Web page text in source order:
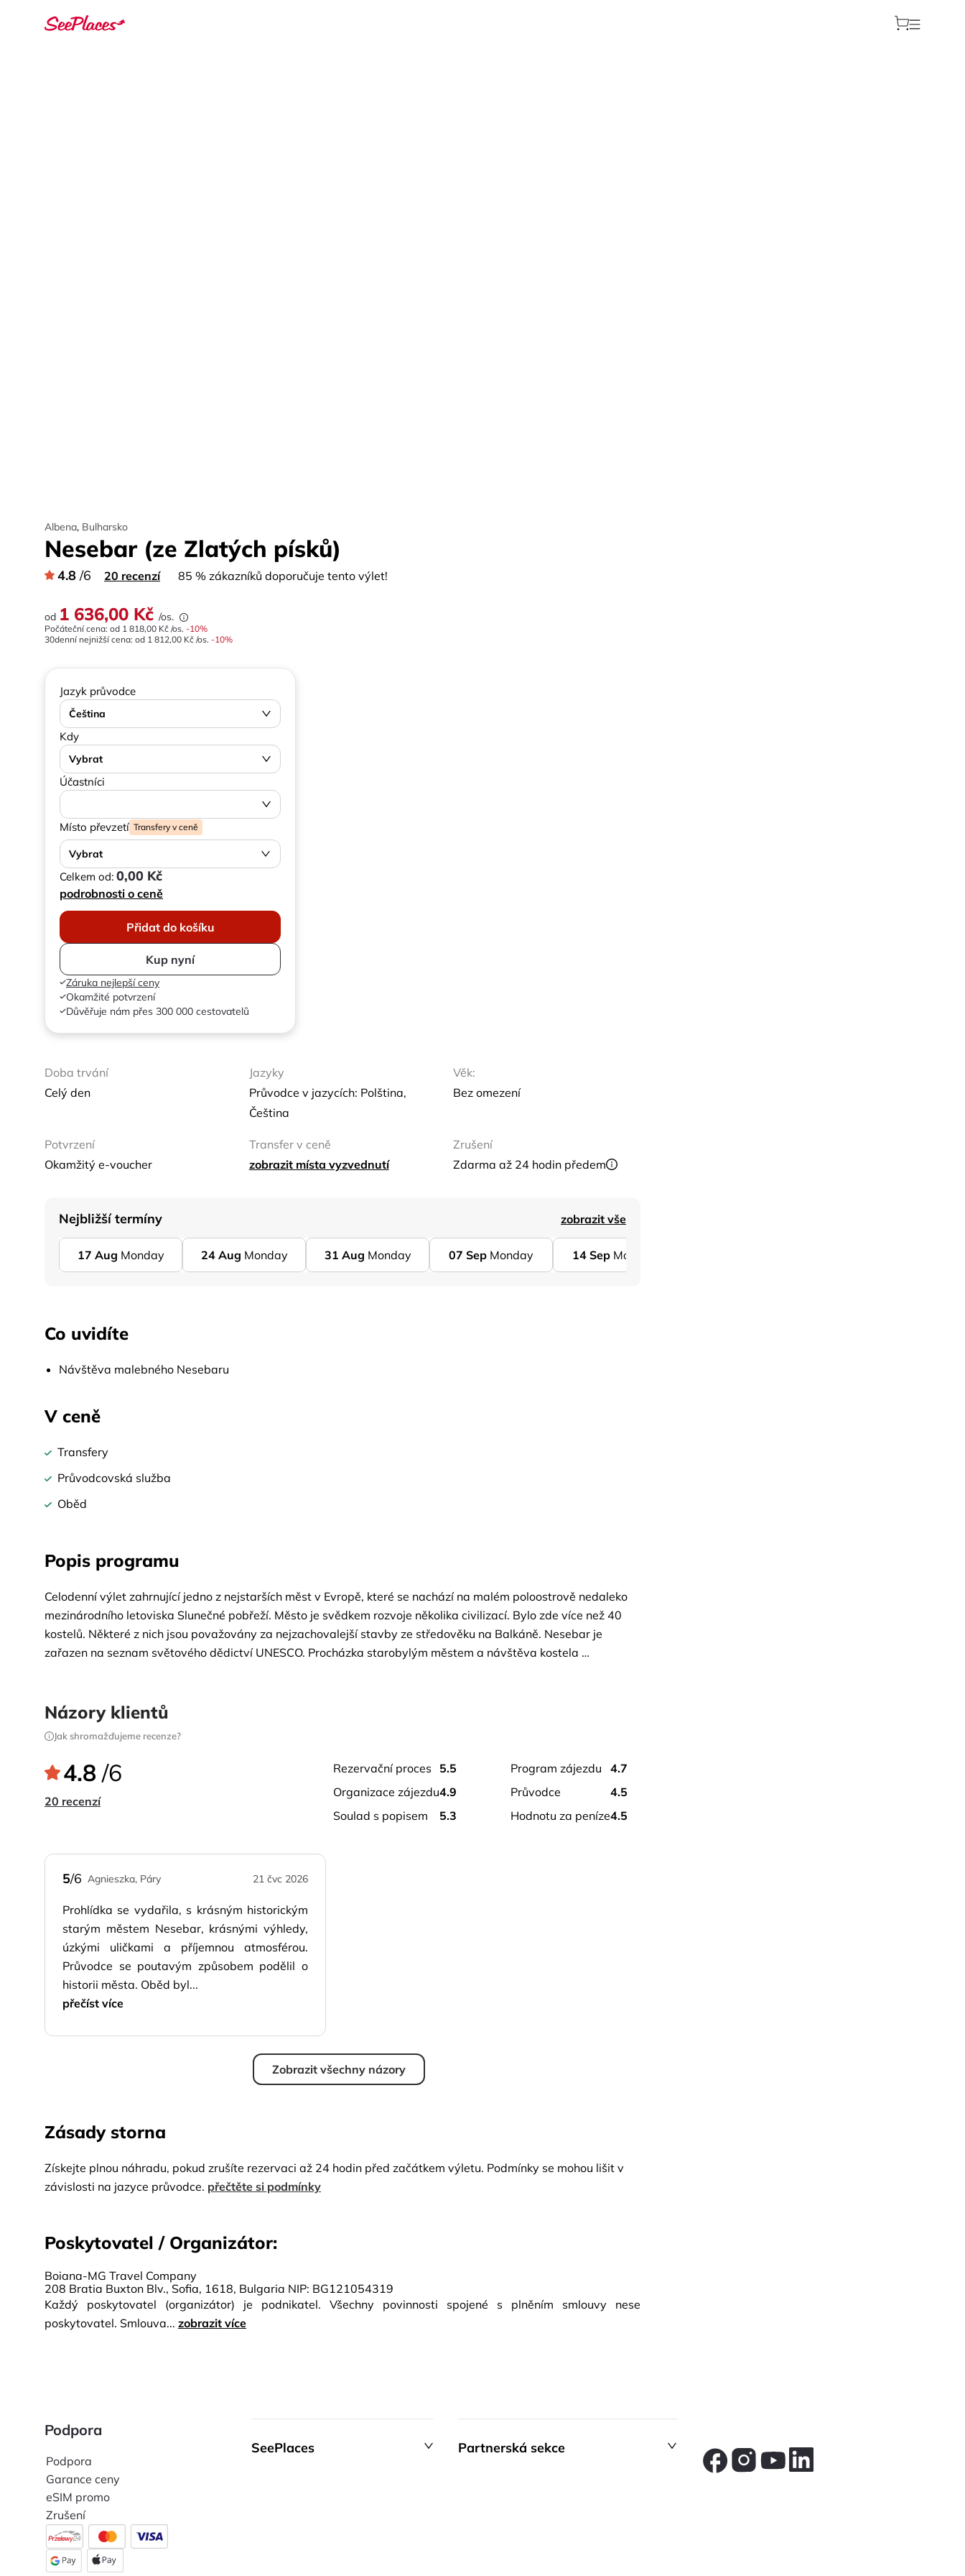
Albena, Bulharsko
Nesebar (ze Zlatých písků)
4.8 /6 20 recenzí 85 % zákazníků doporučuje tento výlet!
od 1 636,00 Kč /os.
Počáteční cena: od 1 818,00 Kč /os. -10%
30denní nejnižší cena: od 1 812,00 Kč /os. -10%
Jazyk průvodce
Čeština
Kdy
Vybrat
Účastníci
Místo převzetí Transfery v ceně
Vybrat
Celkem od: 0,00 Kč
podrobnosti o ceně
Přidat do košíku
Kup nyní
Záruka nejlepší ceny
Okamžité potvrzení
Důvěřuje nám přes 300 000 cestovatelů
Doba trvání
Celý den
Jazyky
Průvodce v jazycích: Polština,
Čeština
Věk:
Bez omezení
Potvrzení
Okamžitý e-voucher
Transfer v ceně
zobrazit místa vyzvednutí
Zrušení
Zdarma až 24 hodin předem
Nejbližší termíny zobrazit vše
17 Aug Monday 24 Aug Monday 31 Aug Monday 07 Sep Monday 14 Sep Monday
Co uvidíte
Návštěva malebného Nesebaru
V ceně
Transfery
Průvodcovská služba
Oběd
Popis programu
Celodenní výlet zahrnující jedno z nejstarších měst v Evropě, které se nachází na malém poloostrově nedaleko
mezinárodního letoviska Slunečné pobřeží. Město je svědkem rozvoje několika civilizací. Bylo zde více než 40
kostelů. Některé z nich jsou považovány za nejzachovalejší stavby ze středověku na Balkáně. Nesebar je
zařazen na seznam světového dědictví UNESCO. Procházka starobylým městem a návštěva kostela
Názory klientů
Jak shromažďujeme recenze?
4.8 /6
20 recenzí
rezervační proces 5.5 program zájezdu
4.7
organizace zájezdu4.9 průvodce
4.5
soulad s popisem
5.3 hodnotu za peníze4.5
5/6 Agnieszka, Páry 21 čvc 2026
Prohlídka se vydařila, s krásným historickým
starým městem Nesebar, krásnými výhledy,
úzkými uličkami a příjemnou atmosférou.
Průvodce se poutavým způsobem podělil o
historii města. Oběd byl...
přečíst více
Zobrazit všechny názory
Zásady storna
Získejte plnou náhradu, pokud zrušíte rezervaci až 24 hodin před začátkem výletu. Podmínky se mohou lišit v
závislosti na jazyce průvodce. přečtěte si podmínky
Poskytovatel / Organizátor:
Boiana-MG Travel Company
208 Bratia Buxton Blv., Sofia, 1618, Bulgaria NIP: BG121054319
Každý poskytovatel (organizátor) je podnikatel. Všechny povinnosti spojené s plněním smlouvy nese
poskytovatel. Smlouva... zobrazit více
Podpora
Podpora
Garance ceny
eSIM promo
Zrušení
SeePlaces Partnerská sekce